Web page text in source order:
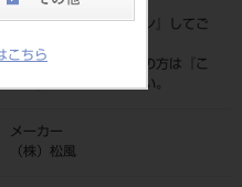
こちら
標準価格
価格の確認は『ログイン
』してご
ネット会員登録がまだの方は『
こ
ちら』より登録ください。
メーカー
（株）松風